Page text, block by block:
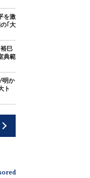
を激
｢大
巳
典範
明か
ト